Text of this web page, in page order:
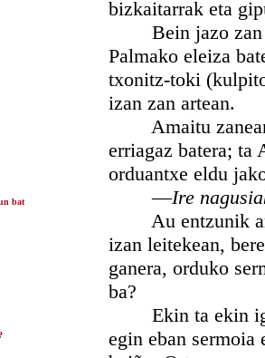
bat
bizkaitarrak eta
Bein jazo zan
Palmako eleiza
txonitz-toki
izan zan artean.
Amaitu
erriagaz batera; ta
orduantxe eldu
—Ire
Au entzunik
izan leitekean,
ganera, orduko
ba?
Ekin ta ekin
egin eban sermoia